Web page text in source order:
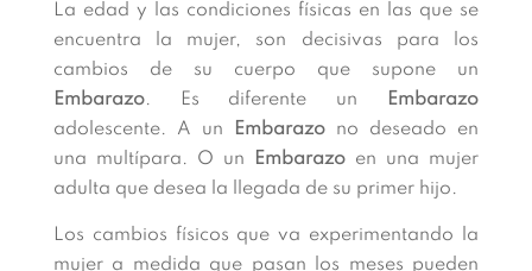
La edad y las condiciones físicas en las que se
encuentra la mujer, son decisivas para los
cambios de su cuerpo que supone un
Embarazo. Es diferente un Embarazo
adolescente. A un
Embarazo no deseado en
una multípara. O un Embarazo en una mujer
adulta que desea la llegada de su primer hijo.
Los cambios físicos que va experimentando la
mujer a medida que pasan los meses pueden